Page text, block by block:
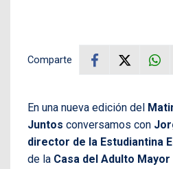
Comparte
En una nueva edición del
Juntos conversamos con
director de la Estudiantina
de la Casa del Adulto Mayor